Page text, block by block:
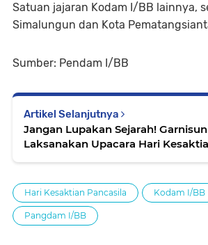
Satuan jajaran Kodam I/BB lainnya,
Simalungun dan Kota
Sumber: Pendam I/BB
Artikel Selanjutnya
Jangan Lupakan Sejarah!
Laksanakan Upacara Hari
Hari Kesaktian Pancasila Kodam I/BB
Pangdam I/BB